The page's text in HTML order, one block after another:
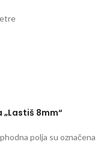
8mm“
polja su označena